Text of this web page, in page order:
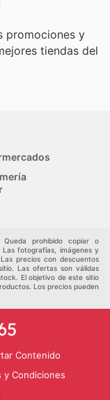
promociones y
tiendas del
prohibido copiar o
fotografías, imágenes y
precios con descuentos
Las ofertas son válidas
El objetivo de este sitio
Los precios pueden
Contenido
y Condiciones